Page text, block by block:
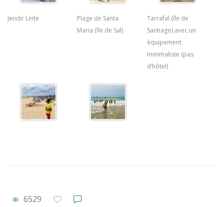
Jendir Leite
Plage de Santa
Maria (île de Sal)
Tarrafal (île de
Santiago) avec un
équipement
minimaliste (pas
d’hôtel)
6529